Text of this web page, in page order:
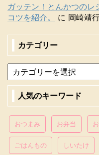
ガッテン！とんかつの
コツを紹介。
に 岡崎靖
カテゴリー
人気のキーワード
おつまみ お弁当
ごはんもの しいたけ